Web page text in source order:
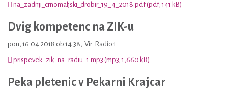
na_zadnji_crnomaljski_drobir_19_4_2018.pdf (pdf; 141 kB)
Dvig kompetenc na ZIK-u
pon, 16.04.2018 ob 14:38, Vir: Radio 1
prispevek_zik_na_radiu_1.mp3 (mp3; 1,660 kB)
Peka pletenic v Pekarni Krajcar